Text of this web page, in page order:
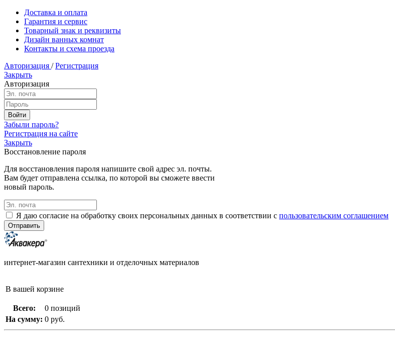
Доставка и оплата
Гарантия и сервис
Товарный знак и реквизиты
Дизайн ванных комнат
Контакты и схема проезда
Авторизация / Регистрация
Закрыть
Авторизация
Забыли пароль?
Регистрация на сайте
Закрыть
Восстановление пароля
Для восстановления пароля напишите свой адрес эл. почты.
Вам будет отправлена ссылка, по которой вы сможете ввести
новый пароль.
Я даю согласие на обработку своих персональных данных в соответствии с пользовательским соглашением
интернет-магазин сантехники и отделочных материалов
В вашей корзине
Всего:
0 позиций
На сумму: 0 руб.